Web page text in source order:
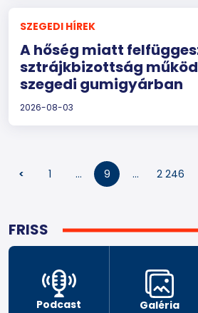
FRISS
Podcast Galéria
SZEGEDI HÍREK
A hőség miatt
sztrájkbizottság
szegedi gumigyárban
2026-08-03
< 1 … 9 … 2 246